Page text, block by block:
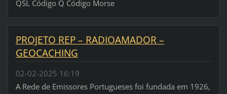
QSL Código Q Código Morse
PROJETO REP – RADIOAMADOR –
GEOCACHING
02-02-2025 16:19
A Rede de Emissores Portugueses foi fundada em 1926,